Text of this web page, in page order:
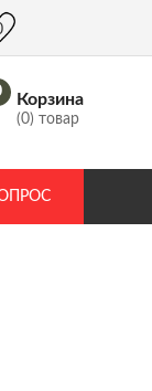
Корзина
(0) товар